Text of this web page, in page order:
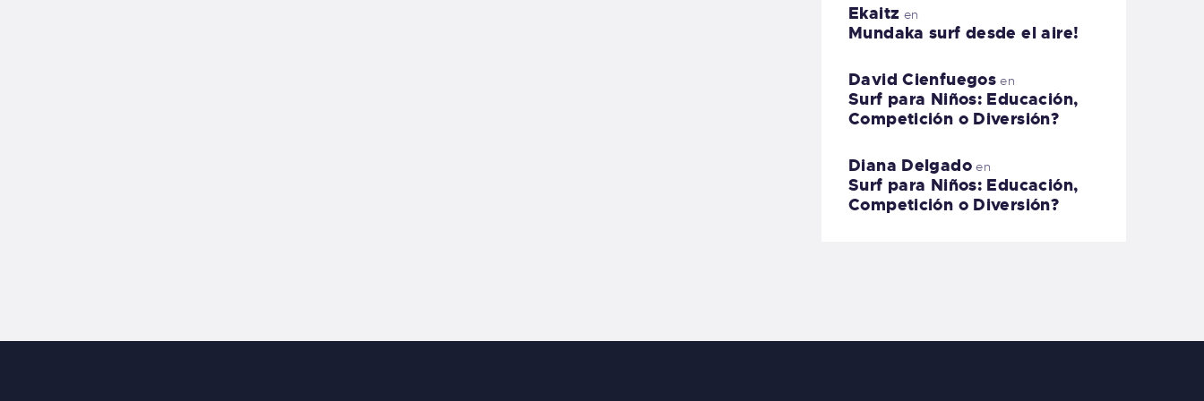
Ekaitz en
Mundaka surf desde el aire!
David Cienfuegos en
Surf para Niños: Educación,
Competición o Diversión?
Diana Delgadoen
Surf para Niños: Educación,
Competición o Diversión?